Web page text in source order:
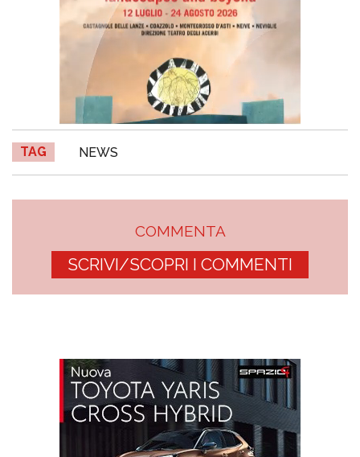
TAG NEWS
COMMENTA
SCRIVI/SCOPRI I COMMENTI